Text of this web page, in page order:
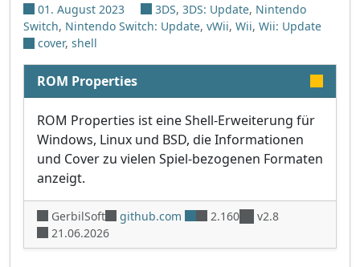
01. August 2023 3DS, 3DS: Update, Nintendo
Switch, Nintendo Switch: Update, vWii, Wii, Wii: Update
cover, shell
ROM Properties
ROM Properties ist eine Shell-Erweiterung für
Windows, Linux und BSD, die Informationen
und Cover zu vielen Spiel-bezogenen Formaten
anzeigt.
GerbilSoft github.com 2.160
v2.8
21.06.2026